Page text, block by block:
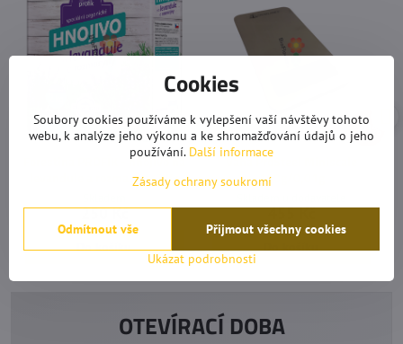
Forestina PROFÍK - hnojivo na
levandule a rozmarýny 2 Kg
250 Kč
Do košíku
20%
Váha ProSteel Miniscale
100g/0,01g
455 Kč
Do košíku
OTEVÍRACÍ DOBA
Cookies
Soubory cookies používáme k vylepšení vaší návštěvy tohoto
webu, k analýze jeho výkonu a ke shromažďování údajů o jeho
používání. Další informace
Zásady ochrany soukromí
Ukázat podrobnosti
Přijmout všechny cookies
Odmítnout vše